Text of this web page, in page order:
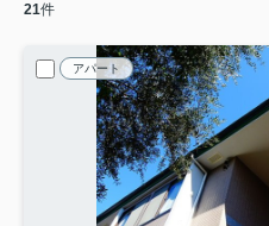
21件
アパート